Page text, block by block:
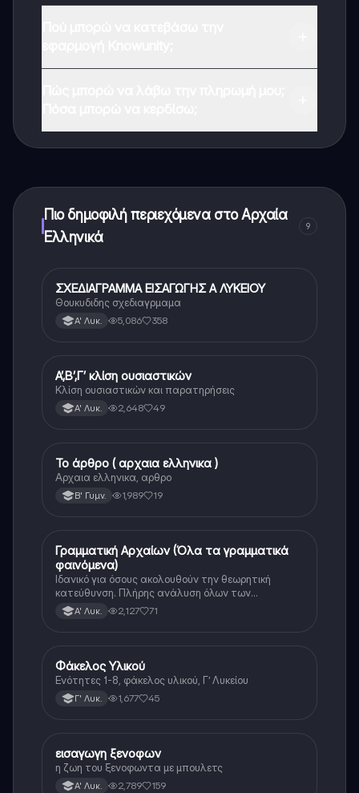
Πιο δημοφιλή περιεχόμενα στο Αρχαία
Ελληνικά
9
Αρχαία Ελληνικά
ΣΧΕΔΙΑΓΡΑΜΜΑ ΕΙΣΑΓΩΓΗΣ Α ΛΥΚΕΙΟΥ
Θουκυδιδης σχεδιαγρμαμα
Α' Λυκ. 5,086 358
Αρχαία Ελληνικά
Α’,Β’,Γ’ κλίση ουσιαστικών
Κλίση ουσιαστικών και παρατηρήσεις
Α' Λυκ. 2,648 49
Αρχαία Ελληνικά
Το άρθρο ( αρχαια ελληνικα )
Αρχαια ελληνικα, αρθρο
Β' Γυμν. 1,989 19
Αρχαία Ελληνικά
Γραμματική Αρχαίων (Όλα τα γραμματικά
φαινόμενα)
Ιδανικό για όσους ακολουθούν την θεωρητική
κατεύθυνση. Πλήρης ανάλυση όλων των
γραμματικών φαινομένων της αρχαίας Ελληνικής.
Α' Λυκ. 2,127 71
Αρχαία Ελληνικά
Φάκελος Υλικού
Ενότητες 1-8, φάκελος υλικού, Γ’ Λυκείου
Γ' Λυκ. 1,677 45
Αρχαία Ελληνικά
εισαγωγη ξενοφων
η ζωη του ξενοφωντα με μπουλετς
Α' Λυκ. 2,789 159